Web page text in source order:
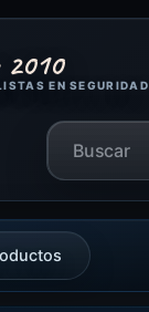
2010
EN SEGURIDAD